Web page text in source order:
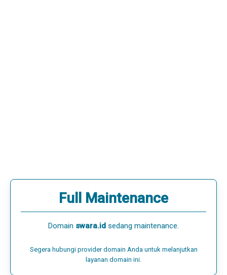
Full Maintenance
Domain swara.id sedang maintenance.
Segera hubungi provider domain Anda untuk melanjutkan
layanan domain ini.